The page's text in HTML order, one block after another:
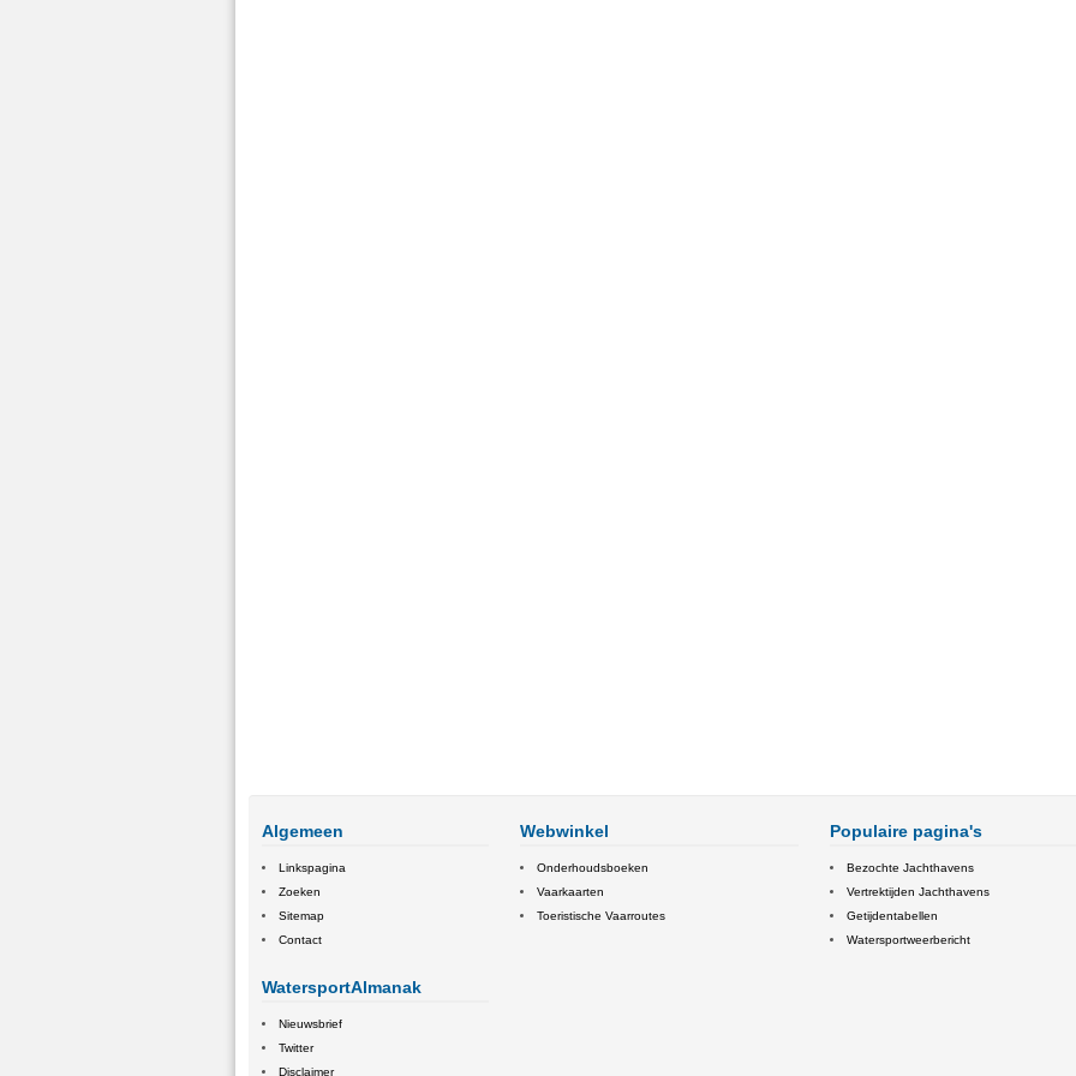
Algemeen
Linkspagina
Zoeken
Sitemap
Contact
WatersportAlmanak
Nieuwsbrief
Twitter
Disclaimer
Webwinkel
Onderhoudsboeken
Vaarkaarten
Toeristische Vaarroutes
Populaire pagina's
Bezochte Jachthavens
Vertrektijden Jachthavens
Getijdentabellen
Watersportweerbericht